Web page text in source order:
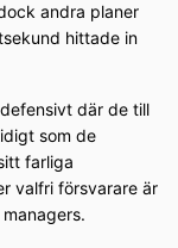
andra planer
hittade in
där de till
som de
farliga
valfri försvarare är